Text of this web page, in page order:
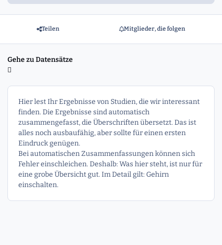
Teilen Mitglieder, die folgen
Gehe zu Datensätze
Hier lest Ihr Ergebnisse von Studien, die wir interessant
finden. Die Ergebnisse sind automatisch
zusammengefasst, die Überschriften übersetzt. Das ist
alles noch ausbaufähig, aber sollte für einen ersten
Eindruck genügen.
Bei automatischen Zusammenfassungen können sich
Fehler einschleichen. Deshalb: Was hier steht, ist nur für
eine grobe Übersicht gut. Im Detail gilt: Gehirn
einschalten.